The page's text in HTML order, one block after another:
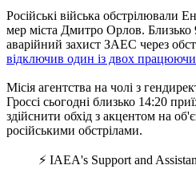
Російські війська обстрілювали
мер міста Дмитро Орлов. Близько
аварійний захист ЗАЕС через
відключив один із двох
Місія агентства на чолі з
Гроссі сьогодні близько 14:20
здійснити обхід з акцентом на
російськими обстрілами.
⚡ IAEA's Support and